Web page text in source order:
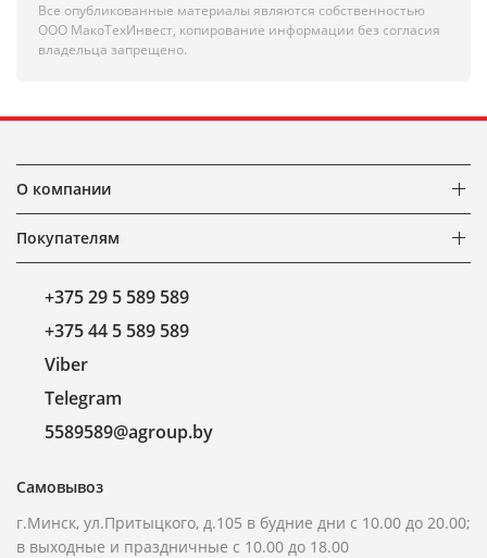
Все опубликованные материалы являются собственностью
ООО МакоТехИнвест, копирование информации без согласия
владельца запрещено.
О компании
Покупателям
+375 29 5 589 589
+375 44 5 589 589
Viber
Telegram
5589589@agroup.by
Самовывоз
г.Минск, ул.Притыцкого, д.105 в будние дни с 10.00 до 20.00;
в выходные и праздничные с 10.00 до 18.00